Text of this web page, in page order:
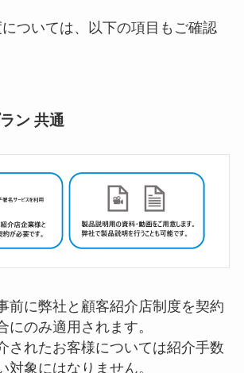
ついては、以下の項目もご確認
ン 共通
前に弊社と顧客紹介店制度を契約
にのみ適用されます。
されたお客様については紹介手数
対象にはなりません。